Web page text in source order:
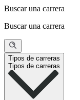
Buscar una carrera
Buscar una carrera
Tipos de carreras
Tipos de carreras